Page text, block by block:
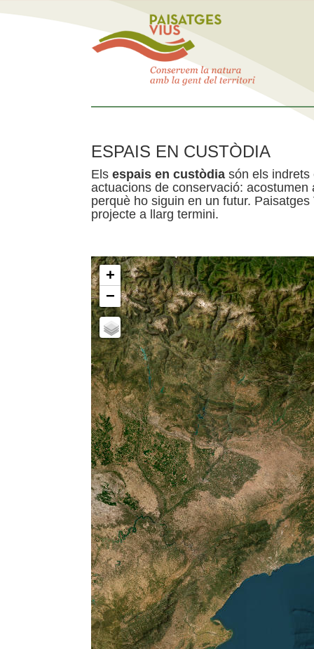
ESPAIS EN CUSTÒDIA
Els espais en custòdia són els indrets
actuacions de conservació:
perquè ho siguin en un futur.
projecte a llarg termini.
+
−